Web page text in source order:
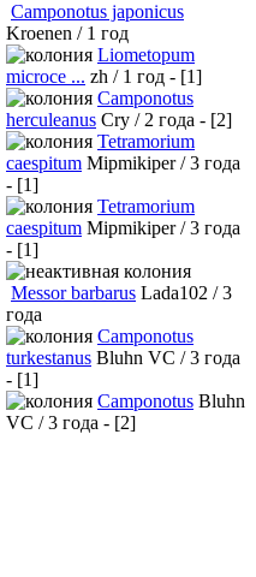
Camponotus japonicus
Kroenen / 1 год
Liometopum
microce ... zh / 1 год - [1]
Camponotus
herculeanus Cry / 2 года - [2]
Tetramorium
caespitum Mipmikiper / 3 года
- [1]
Tetramorium
caespitum Mipmikiper / 3 года
- [1]
Messor barbarus Lada102 / 3
года
Camponotus
turkestanus Bluhn VC / 3 года
- [1]
Camponotus Bluhn
VC / 3 года - [2]